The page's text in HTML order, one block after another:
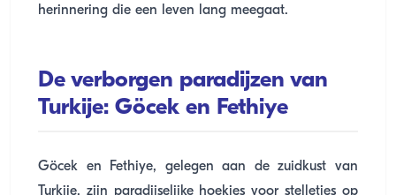
herinnering die een leven lang meegaat.
De verborgen paradijzen van
Turkije: Göcek en Fethiye
Göcek en Fethiye, gelegen aan de zuidkust van
Turkije, zijn paradijselijke hoekjes voor stelletjes op